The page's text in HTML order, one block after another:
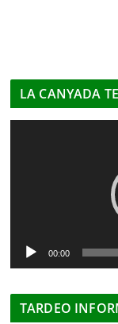
LA CANYADA
c
00:00
TARDEO